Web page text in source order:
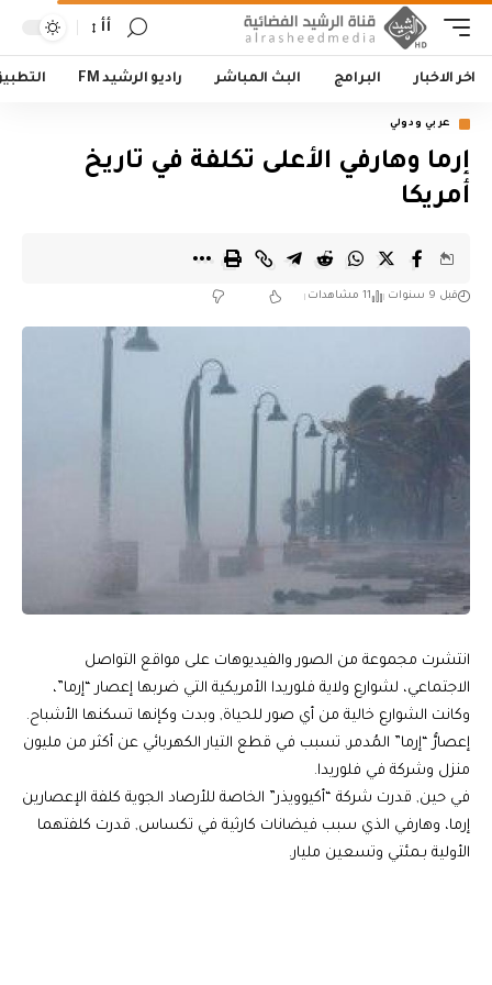
أأ
اخر الاخبار البرامج البث المباشر راديو الرشيد FM
عربي ودولي
إرما وهارفي الأعلى تكلفة في تاريخ
أمريكا
قبل 9 سنوات 11 مشاهدات
انتشرت مجموعة من الصور والفيديوهات على مواقع التواصل
الاجتماعي، لشوارع ولاية فلوريدا الأمريكية التي ضربها إعصار “إرما”،
وكانت الشوارع خالية من أي صور للحياة, وبدت وكإنها تسكنها الأشباح.
إعصارُّ “إرما” المُدمر, تسبب في قطع التيار الكهربائي عن أكثر من مليون
منزل وشركة في فلوريدا.
في حين, قدرت شركة “أكيوويذر” الخاصة للأرصاد الجوية كلفة الإعصارين
إرما، وهارفي الذي سبب فيضانات كارثية في تكساس, قدرت كلفتهما
الأولية بـمئتي وتسعين مليار.